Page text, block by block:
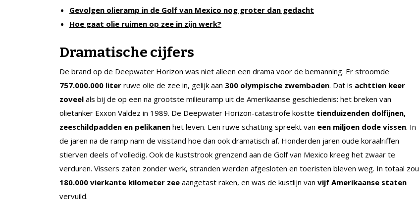
Gevolgen olieramp in de Golf van Mexico nog groter dan gedacht
Hoe gaat olie ruimen op zee in zijn werk?
Dramatische cijfers
De brand op de Deepwater Horizon was niet alleen een drama voor de bemanning. Er stroomde
757.000.000 liter ruwe olie de zee in, gelijk aan 300 olympische zwembaden. Dat is achttien keer
zoveel als bij de op een na grootste milieuramp uit de Amerikaanse geschiedenis: het breken van
olietanker Exxon Valdez in 1989. De Deepwater Horizon-catastrofe kostte tienduizenden dolfijnen,
zeeschildpadden en pelikanen het leven. Een ruwe schatting spreekt van een miljoen dode vissen. In
de jaren na de ramp nam de visstand hoe dan ook dramatisch af. Honderden jaren oude koraalriffen
stierven deels of volledig. Ook de kuststrook grenzend aan de Golf van Mexico kreeg het zwaar te
verduren. Vissers zaten zonder werk, stranden werden afgesloten en toeristen bleven weg. In totaal zou
180.000 vierkante kilometer zee aangetast raken, en was de kustlijn van vijf Amerikaanse staten
vervuild.